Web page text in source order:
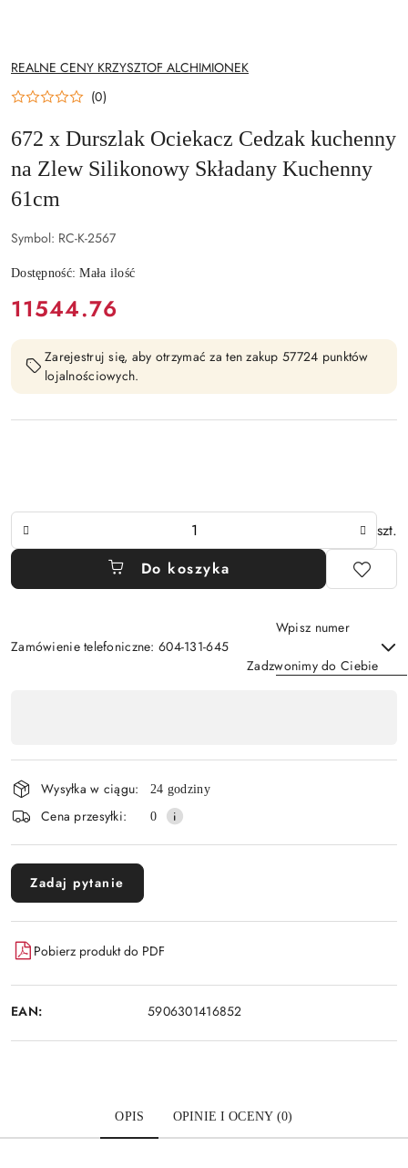
NAZWA
PRODUCENTA:
REALNE CENY KRZYSZTOF ALCHIMIONEK
(0)
672 x Durszlak Ociekacz Cedzak kuchenny
na Zlew Silikonowy Składany Kuchenny
61cm
Symbol: RC-K-2567
Dostępność:Mała ilość
cena:
11544.76
Zarejestruj się, aby otrzymać za ten zakup 57724 punktów
lojalnościowych.
szt.
Do koszyka
Zamówienie telefoniczne: 604-131-645
Wpisz numer
Zadzwonimy do Ciebie
i
dostawa
Wysyłka w ciągu: 24 godziny
Cena przesyłki: 0
Zadaj pytanie
Pobierz produkt do PDF
EAN: 5906301416852
OPIS OPINIE I OCENY (0)